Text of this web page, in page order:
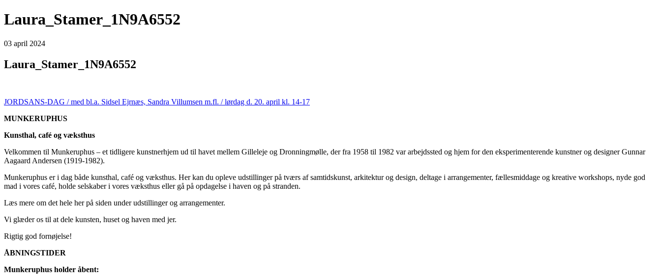
Laura_Stamer_1N9A6552
03 april 2024
Laura_Stamer_1N9A6552
JORDSANS-DAG / med bl.a. Sidsel Ejrnæs, Sandra Villumsen m.fl. / lørdag d. 20. april kl. 14-17
MUNKERUPHUS
Kunsthal, café og væksthus
Velkommen til Munkeruphus – et tidligere kunstnerhjem ud til havet mellem Gilleleje og Dronningmølle, der fra 1958 til 1982 var arbejdssted og hjem for den eksperimenterende kunstner og designer Gunnar
Aagaard Andersen (1919-1982).
Munkeruphus er i dag både kunsthal, café og væksthus. Her kan du opleve udstillinger på tværs af samtidskunst, arkitektur og design, deltage i arrangementer, fællesmiddage og kreative workshops, nyde god
mad i vores café, holde selskaber i vores væksthus eller gå på opdagelse i haven og på stranden.
Læs mere om det hele her på siden under udstillinger og arrangementer.
Vi glæder os til at dele kunsten, huset og haven med jer.
Rigtig god fornøjelse!
ÅBNINGSTIDER
Munkeruphus holder åbent: